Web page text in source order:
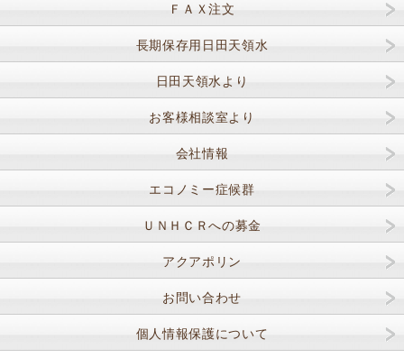
ＦＡＸ注文
長期保存用日田天領水
日田天領水より
お客様相談室より
会社情報
エコノミー症候群
ＵＮＨＣＲへの募金
アクアポリン
お問い合わせ
個人情報保護について